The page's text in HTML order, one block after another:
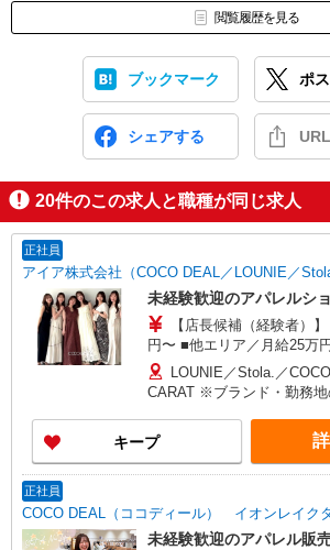
閲覧履歴を見る
ブックマーク ポ
シェアする
20件のこの求人と職種が同じ求人
正社員
アイア株式会社（COCO DEAL／LOUNIE／
未経験歓迎のアパレルシ
【店長候補（経験者）
円〜 ■他エリア／月給25万円〜35
フ】 ■首都圏／月給24万
月給23万3,500円〜35万円 ■
阜、福岡／月給22万7,800
月給22万2,100円〜35万円 固定残業手当含む（1ヶ
月あたり20時間）※超過時
ア：30,800円 大阪：29,500
考慮 ※試用期間3ヶ月も同
補は月給27万円〜）
LOUNIE／Stola.／
CARAT ※ブランド・勤務
道、宮城（仙台）、愛知、
歌山、岡山、広島、愛媛、
本などの各店舗で募集しています
ルミネ池袋店／ルミネ横浜
ネ有楽町店 ルミネ立川店／
キープ
正社員
COCO DEAL（ココディール） イオンレイク
未経験歓迎のアパレル販